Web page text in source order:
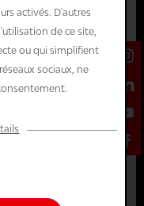
activés. D'autres
de ce site,
ou qui simplifient
sociaux, ne